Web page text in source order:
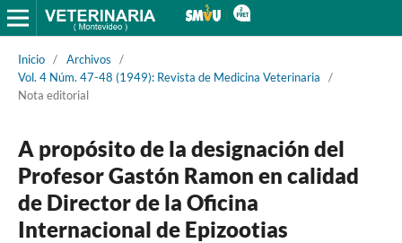
Inicio / Archivos
/
Vol. 4 Núm. 47-48 (1949): Revista de Medicina Veterinaria
/
Nota editorial
A propósito de la designación del
Profesor Gastón Ramon en calidad
de Director de la Oficina
Internacional de Epizootias